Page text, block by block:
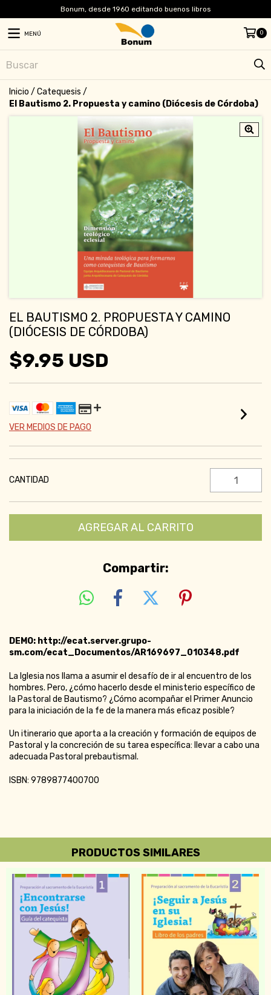
Bonum, desde 1960 editando buenos libros
MENÚ 0
Inicio / Catequesis /
El Bautismo 2. Propuesta y camino (Diócesis de Córdoba)
EL BAUTISMO 2. PROPUESTA Y CAMINO
(DIÓCESIS DE CÓRDOBA)
$9.95 USD
VER MEDIOS DE PAGO
CANTIDAD
Compartir:
DEMO: http://ecat.server.grupo-
sm.com/ecat_Documentos/AR169697_010348.pdf
La Iglesia nos llama a asumir el desafío de ir al encuentro de los
hombres. Pero, ¿cómo hacerlo desde el ministerio específico de
la Pastoral de Bautismo? ¿Cómo acompañar el Primer Anuncio
para la iniciación de la fe de la manera más eficaz posible?
Un itinerario que aporta a la creación y formación de equipos de
Pastoral y la concreción de su tarea específica: llevar a cabo una
adecuada Pastoral prebautismal.
ISBN: 9789877400700
PRODUCTOS SIMILARES